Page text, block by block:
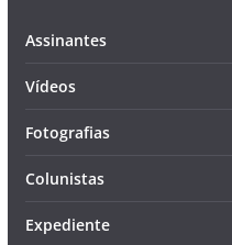
Assinantes
Vídeos
Fotografias
Colunistas
Expediente